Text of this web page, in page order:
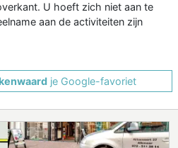
U hoeft zich niet aan te
aan de activiteiten zijn
je Google-favoriet